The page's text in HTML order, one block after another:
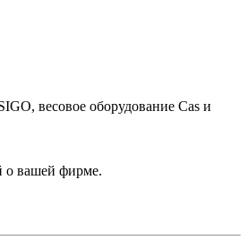
весовое оборудование Cas и
о вашей фирме.